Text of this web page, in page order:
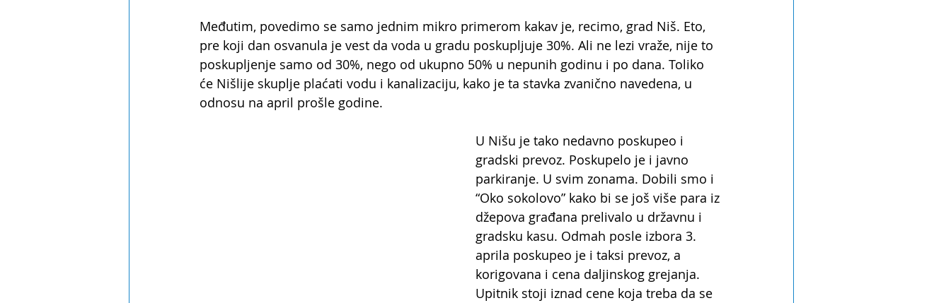
Međutim, povedimo se samo jednim mikro primerom kakav je, recimo, grad Niš. Eto,
pre koji dan osvanula je vest da voda u gradu poskupljuje 30%. Ali ne lezi vraže, nije to
poskupljenje samo od 30%, nego od ukupno 50% u nepunih godinu i po dana. Toliko
će Nišlije skuplje plaćati vodu i kanalizaciju, kako je ta stavka zvanično navedena, u
odnosu na april prošle godine.
U Nišu je tako nedavno poskupeo i
gradski prevoz. Poskupelo je i javno
parkiranje. U svim zonama. Dobili smo i
“Oko sokolovo” kako bi se još više para iz
džepova građana prelivalo u državnu i
gradsku kasu. Odmah posle izbora 3.
aprila poskupeo je i taksi prevoz, a
korigovana i cena daljinskog grejanja.
Upitnik stoji iznad cene koja treba da se